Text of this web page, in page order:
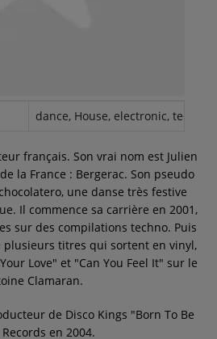
dance, House, electronic, techno,
français. Son vrai nom est Julien
la France : Bergerac. Son pseudo
une danse très festive
Il commence sa carrière en 2001,
sur des compilations techno. Puis
titres qui sortent en vinyl,
Love" et "Can You Feel It" sur le
Clamaran.
de Disco Kings "Born To Be
en 2004.